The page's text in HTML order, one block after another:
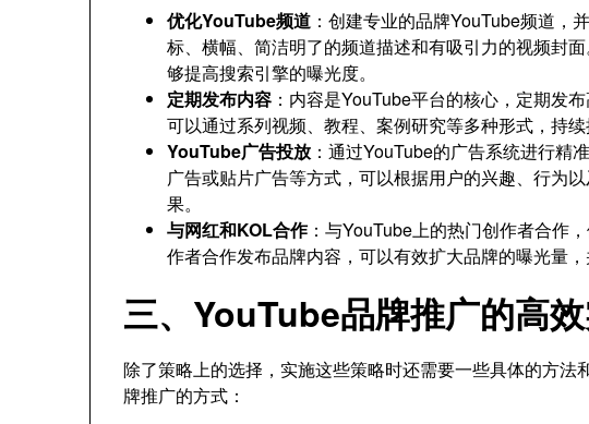
优化YouTube频道 ：创建专业的品牌YouTube频道，
标、横幅、简洁明了的频道描述和有吸引力的视频封
够提高搜索引擎的曝光度。
定期发布内容 ：内容是YouTube平台的核心，定期发
可以通过系列视频、教程、案例研究等多种形式，持续
YouTube广告投放 ：通过YouTube的广告系统进行精
广告或贴片广告等方式，可以根据用户的兴趣、行为
果。
与网红和KOL合作：与YouTube上的热门创作者合作
作者合作发布品牌内容，可以有效扩大品牌的曝光量
三、YouTube品牌推广的高
除了策略上的选择，实施这些策略时还需要一些具体的方法
牌推广的方式：